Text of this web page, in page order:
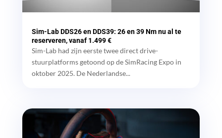
Sim-Lab DDS26 en DDS39: 26 en 39 Nm nu al te
reserveren, vanaf 1.499 €
Sim-Lab had zijn eerste twee direct drive-
stuurplatforms getoond op de SimRacing Expo in
oktober 2025. De Nederlandse...